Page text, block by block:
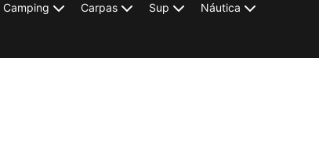
Camping Carpas Sup Náutica